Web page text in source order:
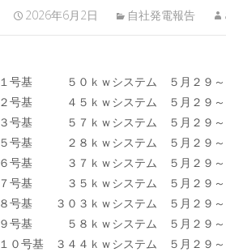
2026年6月2日 自社発電報告
１号基 ５０ｋｗシステム ５月２９～
２号基 ４５ｋｗシステム ５月２９～
３号基 ５７ｋｗシステム ５月２９～
５号基 ２８ｋｗシステム ５月２
６号基 ３７ｋｗシステム ５月２９～
７号基 ３５ｋｗシステム ５月２９～
８号基 ３０３ｋｗシステム ５月２９
９号基 ５８ｋｗシステム ５月２９～
１０号基 ３４４ｋｗシステム ５月２９